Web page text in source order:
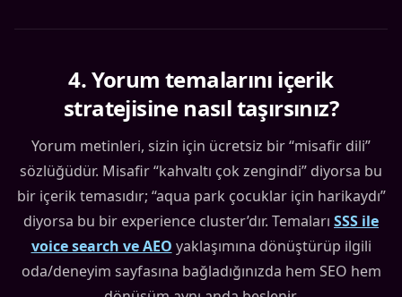
4.Yorum temalarını içerik
stratejisine nasıl taşırsınız?
Yorum metinleri, sizin için ücretsiz bir “misafir dili”
sözlüğüdür. Misafir “kahvaltı çok zengindi” diyorsa bu
bir içerik temasıdır; “aqua park çocuklar için harikaydı”
diyorsa bu bir experience cluster’dır. Temaları SSS ile
voice search ve AEO yaklaşımına dönüştürüp ilgili
oda/deneyim sayfasına bağladığınızda hem SEO hem